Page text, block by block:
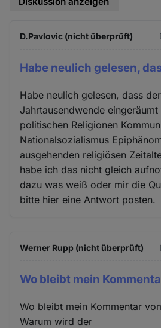
D.Pavlovic (nicht überprüft)
Habe neulich gelesen,
Habe neulich gelesen, dass
Jahrtausendwende
politischen Religionen
Nationalsozialismus
ausgehenden religiösen
habe ich das nicht gleich
dazu was weiß oder mir die
bitte hier eine Antwort posten.
Werner Rupp (nicht überprüft)
Wo bleibt mein
Wo bleibt mein Kommentar
Warum wird der